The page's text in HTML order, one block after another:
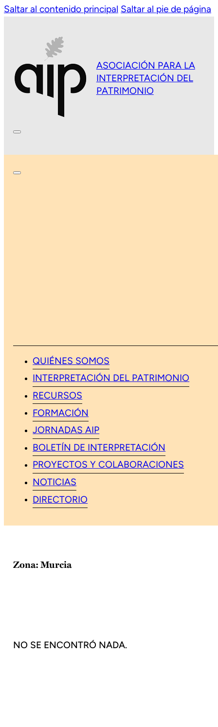
Saltar al contenido principal Saltar al pie de página
ASOCIACIÓN PARA LA
INTERPRETACIÓN DEL
PATRIMONIO
QUIÉNES SOMOS
INTERPRETACIÓN DEL PATRIMONIO
RECURSOS
FORMACIÓN
JORNADAS AIP
BOLETÍN DE INTERPRETACIÓN
PROYECTOS Y COLABORACIONES
NOTICIAS
DIRECTORIO
Zona:Murcia
NO SE ENCONTRÓ NADA.